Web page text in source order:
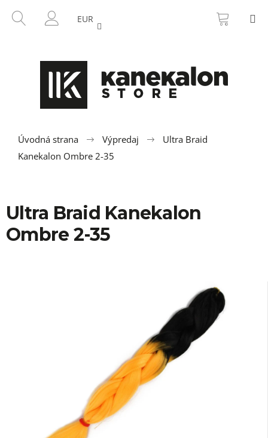
HĽADAŤ
PRIHLÁSENIE
EUR KOŠÍK
Úvodná strana Výpredaj
Ultra Braid
Kanekalon Ombre 2-35
Ultra Braid Kanekalon
Ombre 2-35
SPÄŤ
SPÄŤ
e
e
t
HĽADAŤ